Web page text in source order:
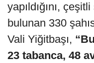
yapıldığını,
bulunan 330
Vali Yiğitbaşı,
23 tabanca, 48